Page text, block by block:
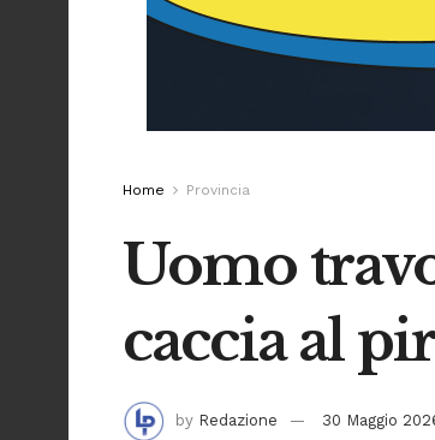
Home Provincia
Uomo
caccia al
by Redazione 30 Maggio